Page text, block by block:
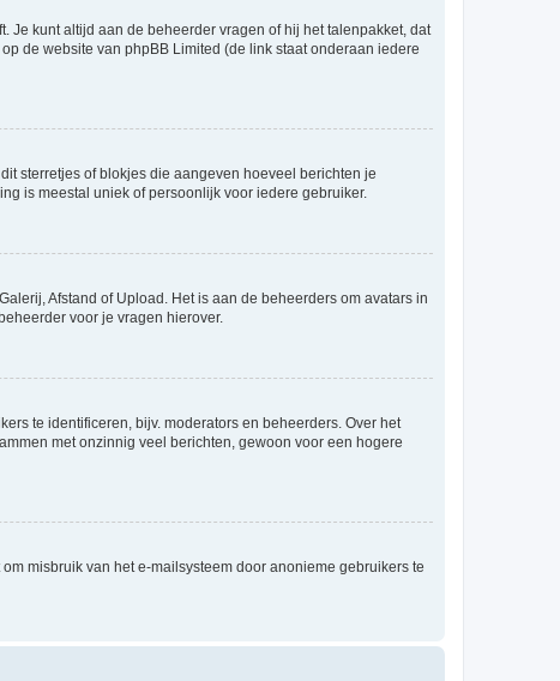
Je kunt altijd aan de beheerder vragen of hij het talenpakket, dat
de website van phpBB Limited (de link staat onderaan iedere
sterretjes of blokjes die aangeven hoeveel berichten je
is meestal uniek of persoonlijk voor iedere gebruiker.
Afstand of Upload. Het is aan de beheerders om avatars in
voor je vragen hierover.
te identificeren, bijv. moderators en beheerders. Over het
met onzinnig veel berichten, gewoon voor een hogere
misbruik van het e-mailsysteem door anonieme gebruikers te